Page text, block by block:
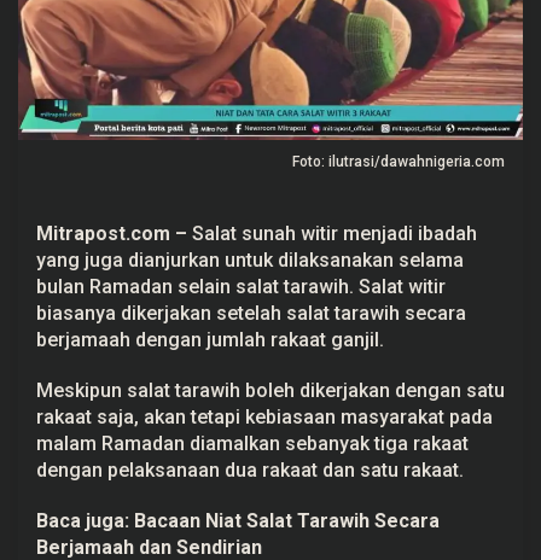
W
i
r
3
R
a
k
Foto: ilutrasi/dawahnigeria.com
Mitrapost.com – Salat sunah witir menjadi ibadah
yang juga dianjurkan untuk dilaksanakan selama
bulan Ramadan selain salat tarawih. Salat witir
biasanya dikerjakan setelah salat tarawih secara
berjamaah dengan jumlah rakaat ganjil.
Meskipun salat tarawih boleh dikerjakan dengan satu
rakaat saja, akan tetapi kebiasaan masyarakat pada
malam Ramadan diamalkan sebanyak tiga rakaat
dengan pelaksanaan dua rakaat dan satu rakaat.
Baca juga: Bacaan Niat Salat Tarawih Secara
Berjamaah dan Sendirian